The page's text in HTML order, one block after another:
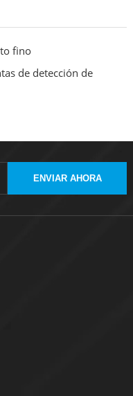
fino
de detección de
ENVIAR AHORA